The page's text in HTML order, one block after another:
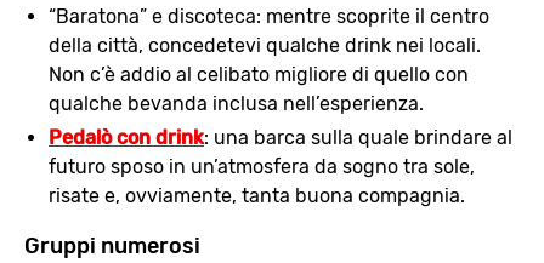
“Baratona” e discoteca: mentre scoprite il centro
della città, concedetevi qualche drink nei locali.
Non c’è addio al celibato migliore di quello con
qualche bevanda inclusa nell’esperienza.
Pedalò con drink: una barca sulla quale brindare al
futuro sposo in un’atmosfera da sogno tra sole,
risate e, ovviamente, tanta buona compagnia.
Gruppi numerosi